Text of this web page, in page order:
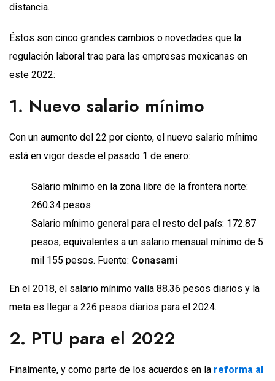
distancia.
Éstos son cinco grandes cambios o novedades que la
regulación laboral trae para las empresas mexicanas en
este 2022:
1. Nuevo salario mínimo
Con un aumento del 22 por ciento, el nuevo salario mínimo
está en vigor desde el pasado 1 de enero:
Salario mínimo en la zona libre de la frontera norte:
260.34 pesos
Salario mínimo general para el resto del país: 172.87
pesos, equivalentes a un salario mensual mínimo de 5
mil 155 pesos. Fuente: Conasami
En el 2018, el salario mínimo valía 88.36 pesos diarios y la
meta es llegar a 226 pesos diarios para el 2024.
2. PTU para el 2022
Finalmente, y como parte de los acuerdos en la reforma al